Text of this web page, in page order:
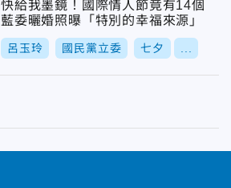
快給我墨鏡！國際情人節竟有14個
藍委曬婚照曝「特別的幸福來源」
呂玉玲 國民黨立委 七夕